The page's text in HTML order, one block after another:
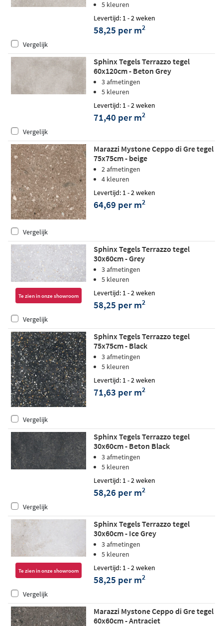
5 kleuren
Levertijd: 1 - 2 weken
58,25 per m2
Vergelijk
Sphinx Tegels Terrazzo tegel
60x120cm - Beton Grey
3 afmetingen
5 kleuren
Levertijd: 1 - 2 weken
71,40 per m2
Vergelijk
Marazzi Mystone Ceppo di Gre tegel
75x75cm - beige
2 afmetingen
4 kleuren
Levertijd: 1 - 2 weken
64,69 per m2
Vergelijk
Te zien in onze showroom
Sphinx Tegels Terrazzo tegel
30x60cm - Grey
3 afmetingen
5 kleuren
Levertijd: 1 - 2 weken
58,25 per m2
Vergelijk
Sphinx Tegels Terrazzo tegel
75x75cm - Black
3 afmetingen
5 kleuren
Levertijd: 1 - 2 weken
71,63 per m2
Vergelijk
Sphinx Tegels Terrazzo tegel
30x60cm - Beton Black
3 afmetingen
5 kleuren
Levertijd: 1 - 2 weken
58,26 per m2
Vergelijk
Te zien in onze showroom
Sphinx Tegels Terrazzo tegel
30x60cm - Ice Grey
3 afmetingen
5 kleuren
Levertijd: 1 - 2 weken
58,25 per m2
Vergelijk
Marazzi Mystone Ceppo di Gre tegel
60x60cm - Antraciet